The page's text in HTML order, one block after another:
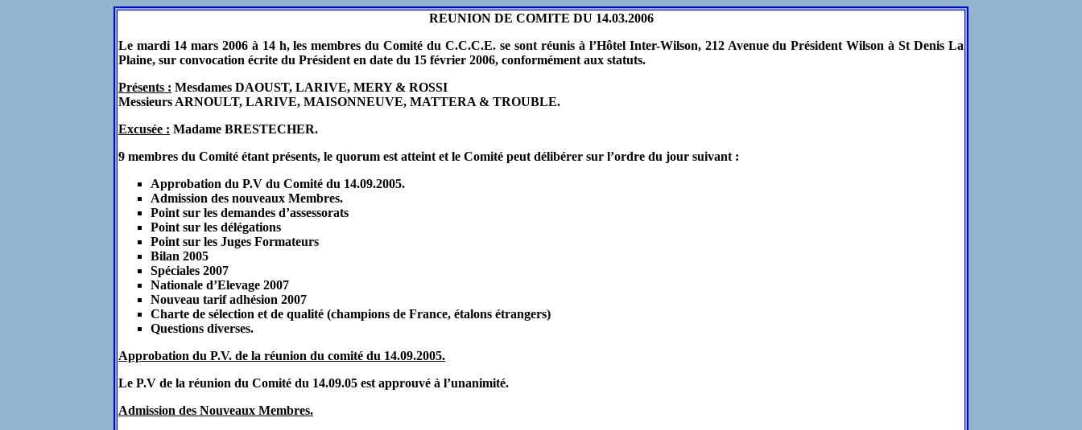
REUNION DE COMITE DU 14.03.2006
Le mardi 14 mars 2006 à 14 h, les membres du Comité du C.C.C.E. se sont réunis à l’Hôtel Inter-Wilson, 212 Avenue du Président Wilson à St Denis La
Plaine, sur convocation écrite du Président en date du 15 février 2006, conformément aux statuts.
Présents : Mesdames DAOUST, LARIVE, MERY & ROSSI
Messieurs ARNOULT, LARIVE, MAISONNEUVE, MATTERA & TROUBLE.
Excusée : Madame BRESTECHER.
9 membres du Comité étant présents, le quorum est atteint et le Comité peut délibérer sur l’ordre du jour suivant :
Approbation du P.V du Comité du 14.09.2005.
Admission des nouveaux Membres.
Point sur les demandes d’assessorats
Point sur les délégations
Point sur les Juges Formateurs
Bilan 2005
Spéciales 2007
Nationale d’Elevage 2007
Nouveau tarif adhésion 2007
Charte de sélection et de qualité (champions de France, étalons étrangers)
Questions diverses.
Approbation du P.V. de la réunion du comité du 14.09.2005.
Le P.V de la réunion du Comité du 14.09.05 est approuvé à l’unanimité.
Admission des Nouveaux Membres.